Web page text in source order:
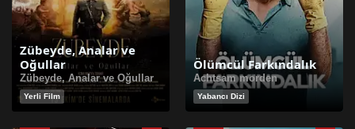
Zübeyde, Analar ve
Oğullar
Zübeyde, Analar ve Oğullar
Yerli Film
Ölümcül Farkındalık
Achtsam morden
Yabancı Dizi